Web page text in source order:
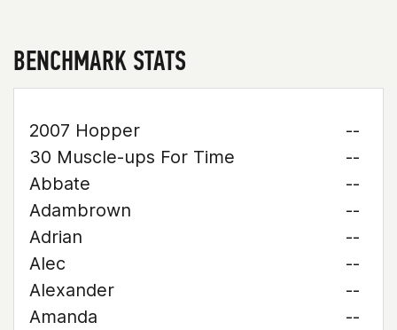
BENCHMARK STATS
2007 Hopper
--
30 Muscle-ups For Time
--
Abbate
--
Adambrown
--
Adrian
--
Alec
--
Alexander
--
Amanda
--